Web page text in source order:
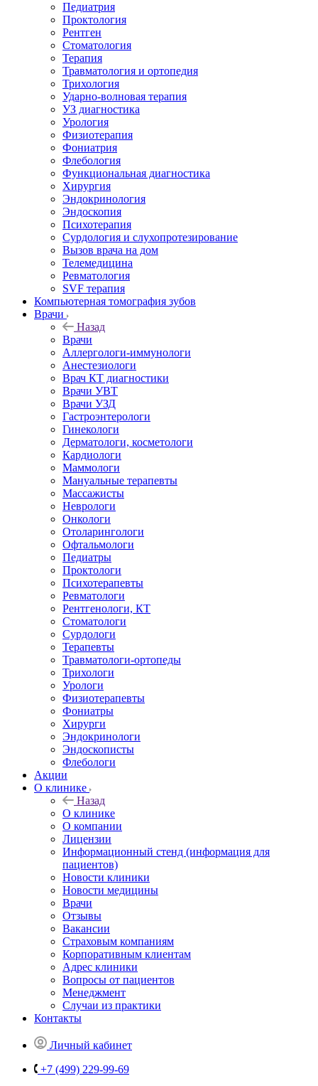
Педиатрия
Проктология
Рентген
Стоматология
Терапия
Травматология и ортопедия
Трихология
Ударно-волновая терапия
УЗ диагностика
Урология
Физиотерапия
Фониатрия
Флебология
Функциональная диагностика
Хирургия
Эндокринология
Эндоскопия
Психотерапия
Сурдология и слухопротезирование
Вызов врача на дом
Телемедицина
Ревматология
SVF терапия
Компьютерная томография зубов
Врачи
Назад
Врачи
Аллергологи-иммунологи
Анестезиологи
Врач КТ диагностики
Врачи УВТ
Врачи УЗД
Гастроэнтерологи
Гинекологи
Дерматологи, косметологи
Кардиологи
Маммологи
Мануальные терапевты
Массажисты
Неврологи
Онкологи
Отоларингологи
Офтальмологи
Педиатры
Проктологи
Психотерапевты
Ревматологи
Рентгенологи, КТ
Стоматологи
Сурдологи
Терапевты
Травматологи-ортопеды
Трихологи
Урологи
Физиотерапевты
Фониатры
Хирурги
Эндокринологи
Эндоскописты
Флебологи
Акции
О клинике
Назад
О клинике
О компании
Лицензии
Информационный стенд (информация для
пациентов)
Новости клиники
Новости медицины
Врачи
Отзывы
Вакансии
Страховым компаниям
Корпоративным клиентам
Адрес клиники
Вопросы от пациентов
Менеджмент
Случаи из практики
Контакты
Личный кабинет
+7 (499) 229-99-69